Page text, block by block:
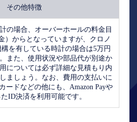
その他特徴
の場合、オーバーホールの料金目
）からとなっていますが、クロノ
を有している時計の場合は5万円
また、使用状況や部品代が別途か
については必ず詳細な見積もり内
ましょう。なお、費用の支払いに
ードなどの他にも、Amazon Payや
ID決済を利用可能です。